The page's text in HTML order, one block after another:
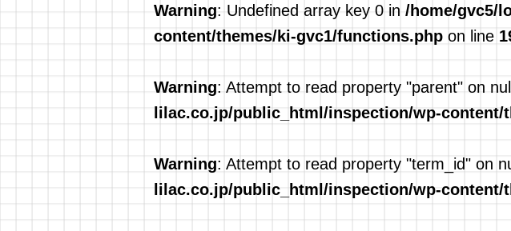
Warning: Undefined array key 0 in /home/gvc5/
content/themes/ki-gvc1/functions.php on line
Warning: Attempt to read property "parent" on
lilac.co.jp/public_html/inspection/wp-
Warning: Attempt to read property "term_id" on
lilac.co.jp/public_html/inspection/wp-